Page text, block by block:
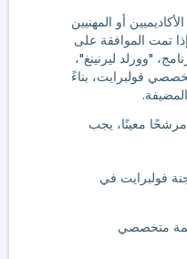
أو المهنيين
تمت الموافقة على
"وورلد ليرنينغ"،
فولبرايت، بناءً
معينًا، يجب
فولبرايت في
متخصصي